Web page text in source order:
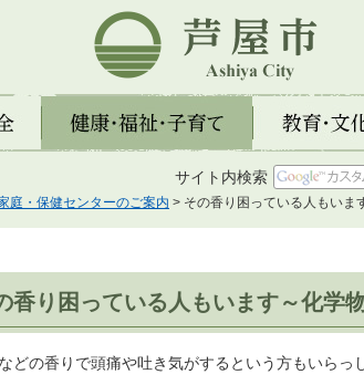
芦屋市
健康・福祉・子育て 教育・文化・ス
サイト内検索
庭・保健センターのご案内 > その香り困っている人もいま
香り困っている人もいます～化学
どの香りで頭痛や吐き気がするという方もいらっ